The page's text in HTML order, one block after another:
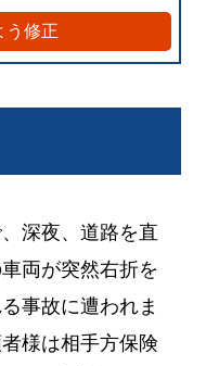
う修正
深夜、道路を直
両が突然右折を
事故に遭われま
様は相手方保険